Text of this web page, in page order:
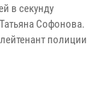
в секунду
Софонова.
полиции